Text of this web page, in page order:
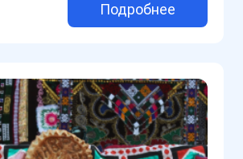
Подробнее